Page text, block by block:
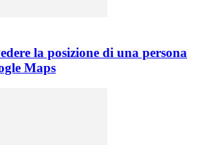
la posizione di una persona
Maps